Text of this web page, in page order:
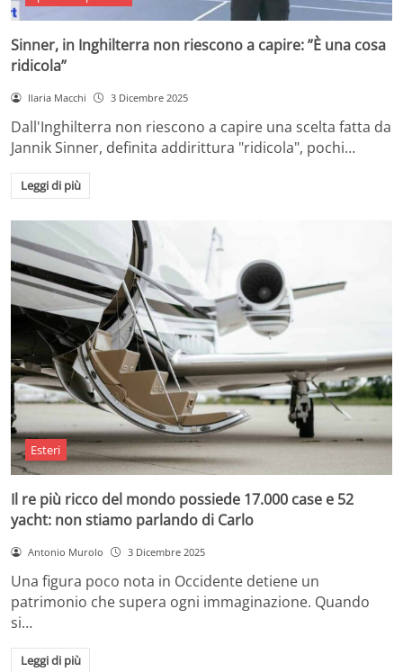
Sinner, in Inghilterra non riescono a capire: ”È una cosa
ridicola”
Ilaria Macchi 3 Dicembre 2025
Dall'Inghilterra non riescono a capire una scelta fatta da
Jannik Sinner, definita addirittura "ridicola", pochi…
Leggi di più
Esteri
Il re più ricco del mondo possiede 17.000 case e 52
yacht: non stiamo parlando di Carlo
Antonio Murolo 3 Dicembre 2025
Una figura poco nota in Occidente detiene un
patrimonio che supera ogni immaginazione. Quando
si…
Leggi di più